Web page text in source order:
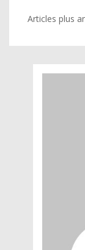
Articles plus